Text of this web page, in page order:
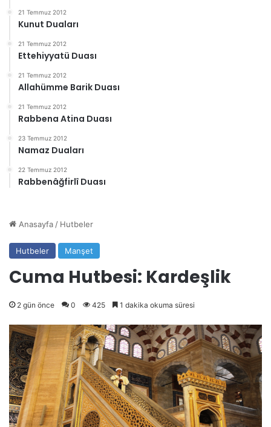
21 Temmuz 2012
Kunut Duaları
21 Temmuz 2012
Ettehiyyatü Duası
21 Temmuz 2012
Allahümme Barik Duası
21 Temmuz 2012
Rabbena Atina Duası
23 Temmuz 2012
Namaz Duaları
22 Temmuz 2012
Rabbenâğfirlî Duası